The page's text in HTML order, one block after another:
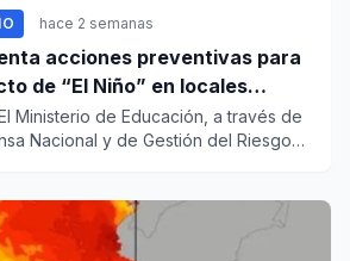
hace 2 semanas
acciones preventivas para
de “El Niño” en locales
Ministerio de Educación, a través de
Nacional y de Gestión del Riesgo